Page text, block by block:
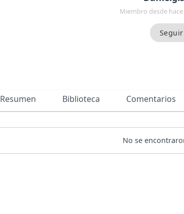
Miembro desde hace
Resumen Biblioteca Comentarios
No se